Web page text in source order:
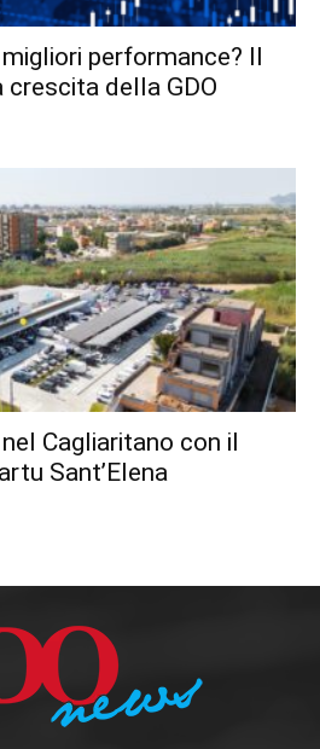
performance? Il
della GDO
Cagliaritano con il
Sant’Elena